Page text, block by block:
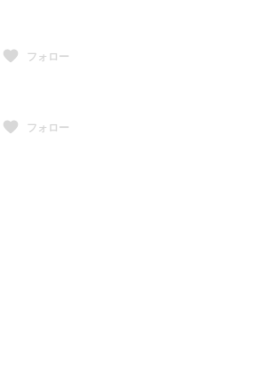
フォロー
フォロー